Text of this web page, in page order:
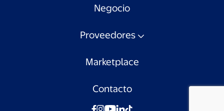
Negocio
Proveedores
Marketplace
Contacto